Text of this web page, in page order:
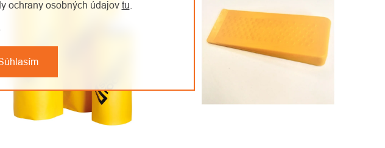
ochrany osobných údajov tu